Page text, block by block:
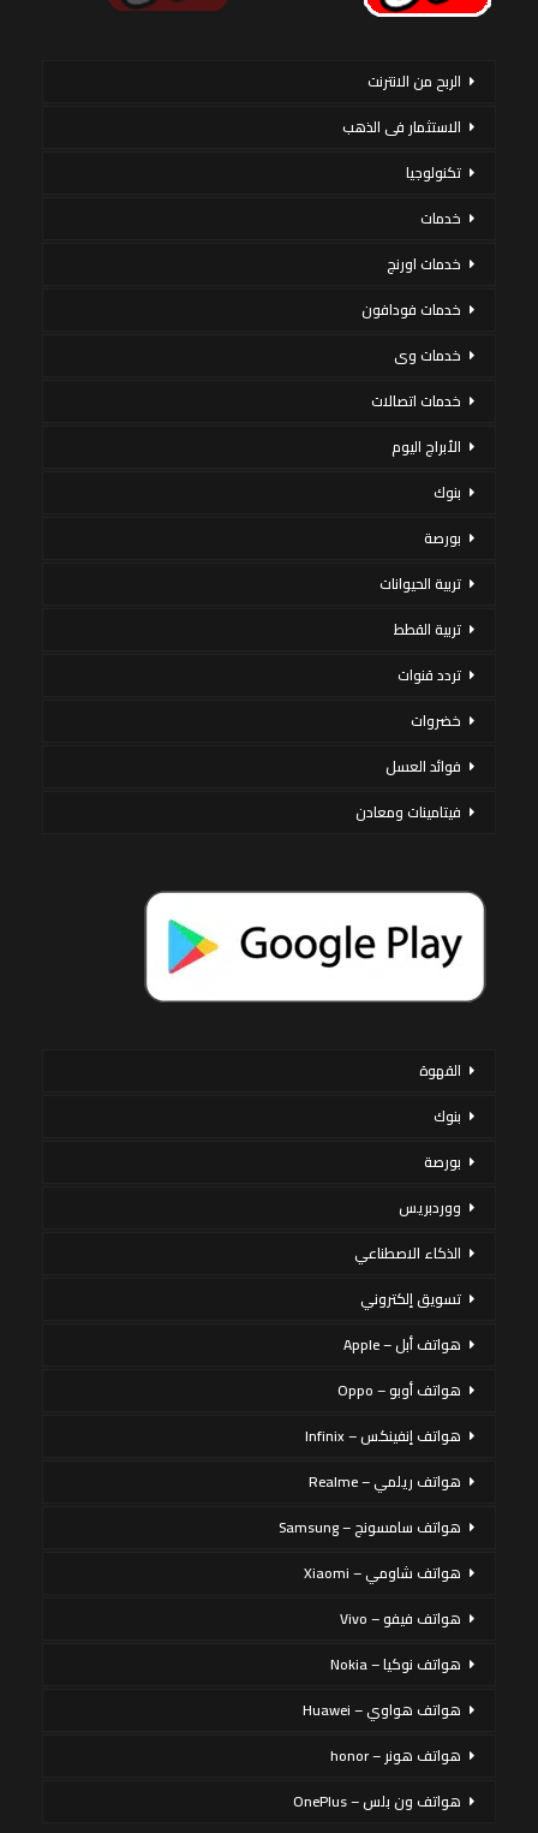
الربح من الانترنت
الاستثمار فى الذهب
تكنولوجيا
خدمات
خدمات اورنج
خدمات فودافون
خدمات وى
خدمات اتصالات
الأبراج اليوم
بنوك
بورصة
تربية الحيوانات
تربية القطط
تردد قنوات
خضروات
فوائد العسل
فيتامينات ومعادن
القهوة
بنوك
بورصة
ووردبريس
الذكاء الاصطناعي
تسويق إلكتروني
هواتف أبل – Apple
هواتف أوبو – Oppo
هواتف إنفينكس – Infinix
هواتف ريلمي – Realme
هواتف سامسونج – Samsung
هواتف شاومي – Xiaomi
هواتف فيفو – Vivo
هواتف نوكيا – Nokia
هواتف هواوي – Huawei
هواتف هونر – honor
هواتف ون بلس – OnePlus